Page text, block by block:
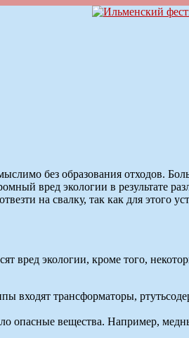
без образования отходов.
вред экологии в результате
на свалку, так как для этого
вред экологии, кроме того,
входят трансформаторы,
опасные вещества. Например,